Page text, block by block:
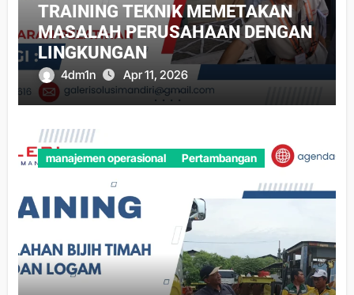
TRAINING TEKNIK MEMETAKAN
MASALAH PERUSAHAAN DENGAN
LINGKUNGAN
4dm1n Apr 11, 2026
manajemen operasional Pertambangan